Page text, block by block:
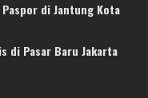
Paspor di Jantung Kota
di Pasar Baru Jakarta